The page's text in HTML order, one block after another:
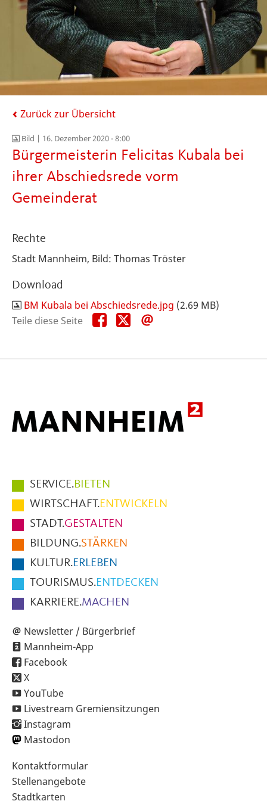
Zurück zur Übersicht
Bild | 16. Dezember 2020 - 8:00
Bürgermeisterin Felicitas Kubala bei
ihrer Abschiedsrede vorm
Gemeinderat
Rechte
Stadt Mannheim, Bild: Thomas Tröster
Download
BM Kubala bei Abschiedsrede.jpg (2.69 MB)
Teile diese Seite
Teile
diese
Teile
diese
Hauptmenüpunkte
im
Fußbereich
der
Seite
SERVICE.BIETEN
WIRTSCHAFT.ENTWICKELN
STADT.GESTALTEN
BILDUNG.STÄRKEN
KULTUR.ERLEBEN
TOURISMUS.ENTDECKEN
KARRIERE.MACHEN
Newsletter / Bürgerbrief
Mannheim-App
Facebook
X
YouTube
Livestream Gremiensitzungen
Instagram
Mastodon
Sekundärnavigation
im
Fußbereich
Kontaktformular
Stellenangebote
Stadtkarten